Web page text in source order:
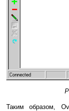
Таким образом,